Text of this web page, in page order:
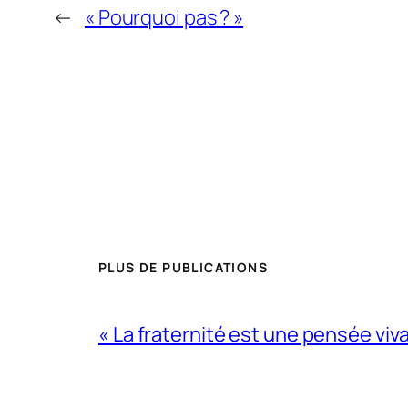
← « Pourquoi pas ? »
PLUS DE PUBLICATIONS
« La fraternité est une pensée